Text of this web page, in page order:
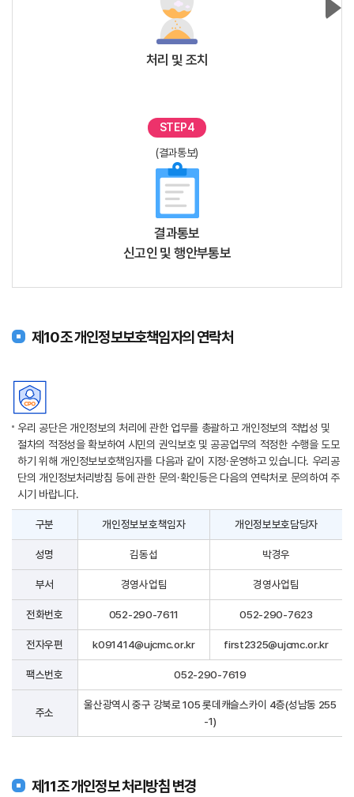
처리 및 조치
STEP4
(결과통보)
결과통보
신고인 및 행안부통보
제10조 개인정보보호책임자의 연락처
우리 공단은 개인정보의 처리에 관한 업무를 총괄하고 개인정보의 적법성 및
절차의 적정성을 확보하여 시민의 권익보호 및 공공업무의 적정한 수행을 도모
하기 위해 개인정보보호책임자를 다음과 같이 지정·운영하고 있습니다. 우리공
단의 개인정보처리방침 등에 관한 문의·확인등은 다음의 연락처로 문의하여 주
시기 바랍니다.
구분 개인정보보호책임자 개인정보보호담당자
성명 김동섭 박경우
부서 경영사업팀 경영사업팀
전화번호 052-290-7611 052-290-7623
전자우편 k091414@ujcmc.or.kr first2325@ujcmc.or.kr
팩스번호 052-290-7619
주소
울산광역시 중구 강북로 105 롯데캐슬스카이 4층(성남동 255
-1)
제11조 개인정보 처리방침 변경